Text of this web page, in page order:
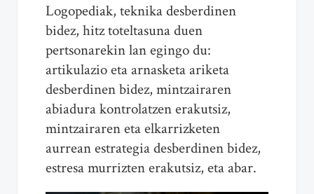
Logopediak, teknika desberdinen
bidez, hitz toteltasuna duen
pertsonarekin lan egingo du:
artikulazio eta arnasketa ariketa
desberdinen bidez, mintzairaren
abiadura kontrolatzen erakutsiz,
mintzairaren eta elkarrizketen
aurrean estrategia desberdinen bidez,
estresa murrizten erakutsiz, eta abar.